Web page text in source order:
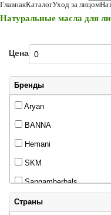
ГлавнаяКаталогУход за лицом
Натуральные масла для
Цена
Бренды
Aryan
BANNA
Hemani
SKM
Sangamherbals
Vaidyaratnam
Страны